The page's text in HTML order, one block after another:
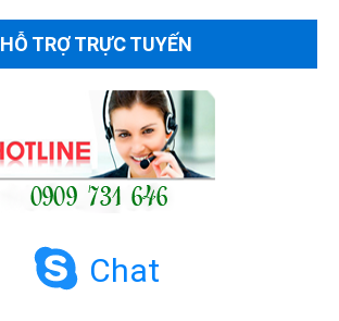
HỖ TRỢ TRỰC TUYẾN
Chat